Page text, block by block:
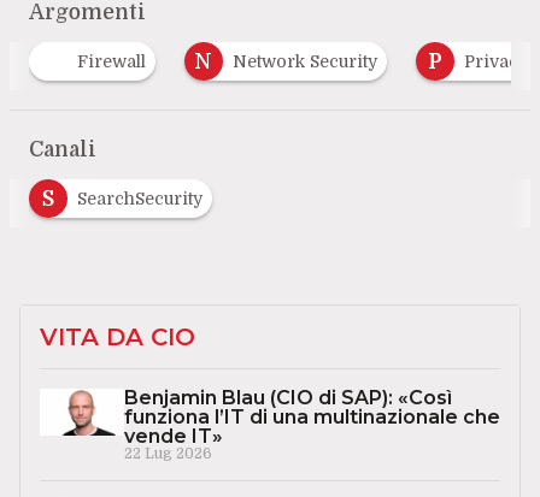
Argomenti
Network Security P Privacy R Rete
Canali
S SearchSecurity
VITA DA CIO
Benjamin Blau (CIO di SAP): «Così
funziona l’IT di una multinazionale che
vende IT»
22 Lug 2026